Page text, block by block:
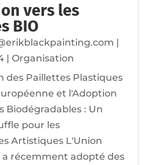
vers les
BIO
|
| Organisation
des Paillettes Plastiques
et l'Adoption
Biodégradables : Un
pour les
Artistiques L'Union
a récemment adopté des